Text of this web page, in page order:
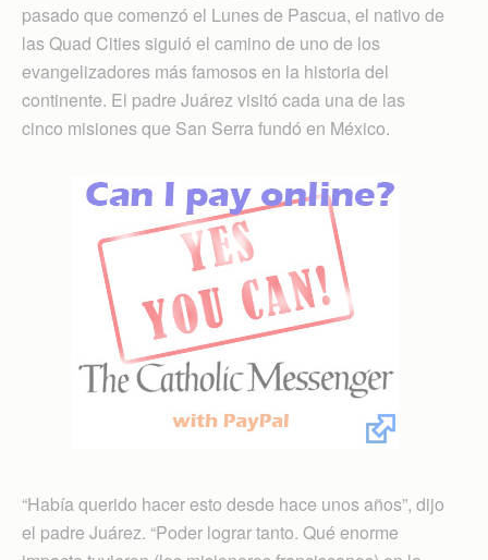
pasado que comenzó el Lunes de Pascua, el nativo de
las Quad Cities siguió el camino de uno de los
evangelizadores más famosos en la historia del
continente. El padre Juárez visitó cada una de las
cinco misiones que San Serra fundó en México.
“Había querido hacer esto desde hace unos años”, dijo
el padre Juárez. “Poder lograr tanto. Qué enorme